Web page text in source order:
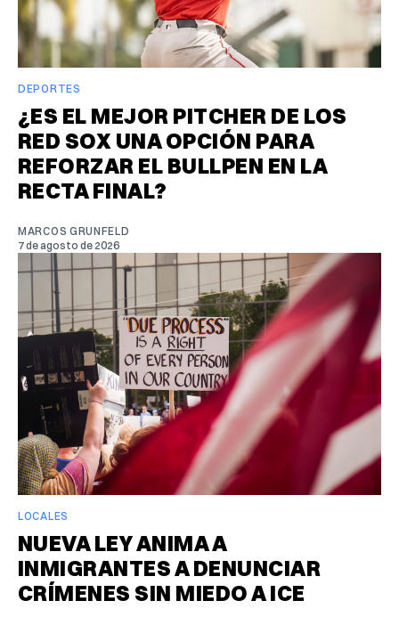
DEPORTES
¿ES EL MEJOR PITCHER DE LOS
RED SOX UNA OPCIÓN PARA
REFORZAR EL BULLPEN EN LA
RECTA FINAL?
MARCOS GRUNFELD
7 de agosto de 2026
LOCALES
NUEVA LEY ANIMA A
INMIGRANTES A DENUNCIAR
CRÍMENES SIN MIEDO A ICE